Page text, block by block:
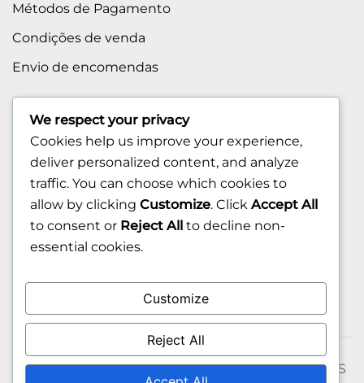
Métodos de Pagamento
Condições de venda
Envio de encomendas
Contactos
Sobre nos
FAQ (Perguntas Frequentes)
CLIENTE
Área do Cliente
Livro de Reclamações
© 2026 Fixngo TODOS OS DIREITOS RESERVADOS
We respect your privacy
Cookies help us improve your experience,
deliver personalized content, and analyze
traffic. You can choose which cookies to
allow by clicking Customize. Click Accept All
to consent or Reject All to decline non-
essential cookies.
Customize
Reject All